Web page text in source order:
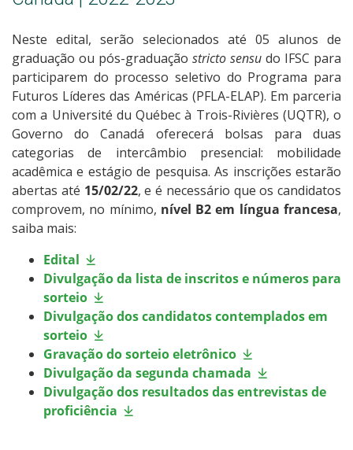
Neste edital, serão selecionados até 05 alunos de
graduação ou pós-graduação stricto sensu do IFSC para
participarem do processo seletivo do Programa para
Futuros Líderes das Américas (PFLA-ELAP). Em parceria
com a Université du Québec à Trois-Rivières (UQTR), o
Governo do Canadá oferecerá bolsas para duas
categorias de intercâmbio presencial: mobilidade
acadêmica e estágio de pesquisa. As inscrições estarão
abertas até 15/02/22, e é necessário que os candidatos
comprovem, no mínimo, nível B2 em língua francesa,
saiba mais:
Edital
Divulgação da lista de inscritos e números para
sorteio
Divulgação dos candidatos contemplados em
sorteio
Gravação do sorteio eletrônico
Divulgação da segunda chamada
Divulgação dos resultados das entrevistas de
proficiência